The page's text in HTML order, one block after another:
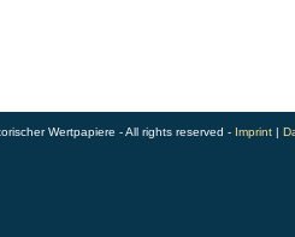
Wertpapiere - All rights reserved - Imprint |